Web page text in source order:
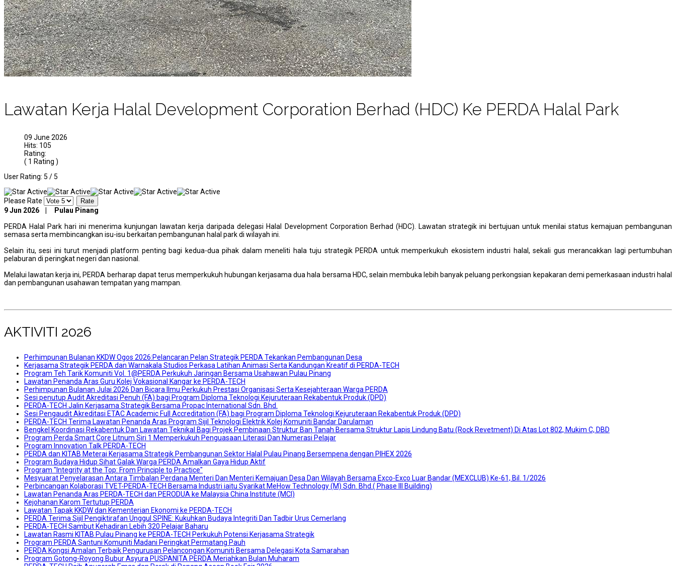
Lawatan Kerja Halal Development Corporation Berhad (HDC) Ke PERDA Halal Park
09 June 2026
Hits: 105
Rating:
( 1 Rating )
User Rating: 5 /5
Please Rate
9 Jun 2026 | Pulau Pinang
PERDA Halal Park hari ini menerima kunjungan lawatan kerja daripada delegasi Halal Development Corporation Berhad (HDC). Lawatan strategik ini bertujuan untuk menilai status kemajuan pembangunan
semasa serta membincangkan isu-isu berkaitan pembangunan halal park di wilayah ini.
Selain itu, sesi ini turut menjadi platform penting bagi kedua-dua pihak dalam meneliti hala tuju strategik PERDA untuk memperkukuh ekosistem industri halal, sekali gus merancakkan lagi pertumbuhan
pelaburan di peringkat negeri dan nasional.
Melalui lawatan kerja ini, PERDA berharap dapat terus memperkukuh hubungan kerjasama dua hala bersama HDC, selain membuka lebih banyak peluang perkongsian kepakaran demi pemerkasaan industri halal
dan pembangunan usahawan tempatan yang mampan.
AKTIVITI 2026
Perhimpunan Bulanan KKDW Ogos 2026:Pelancaran Pelan Strategik PERDA Tekankan Pembangunan Desa
Kerjasama Strategik PERDA dan Warnakala Studios Perkasa Latihan Animasi Serta Kandungan Kreatif di PERDA-TECH
Program Teh Tarik Komuniti Vol. 1@PERDA Perkukuh Jaringan Bersama Usahawan Pulau Pinang
Lawatan Penanda Aras Guru Kolej Vokasional Kangar ke PERDA-TECH
Perhimpunan Bulanan Julai 2026 Dan Bicara Ilmu Perkukuh Prestasi Organisasi Serta Kesejahteraan Warga PERDA
Sesi penutup Audit Akreditasi Penuh (FA) bagi Program Diploma Teknologi Kejuruteraan Rekabentuk Produk (DPD)
PERDA-TECH Jalin Kerjasama Strategik Bersama Propac International Sdn. Bhd.
Sesi Pengaudit Akreditasi ETAC Academic Full Accreditation (FA) bagi Program Diploma Teknologi Kejuruteraan Rekabentuk Produk (DPD)
PERDA-TECH Terima Lawatan Penanda Aras Program Sijil Teknologi Elektrik Kolej Komuniti Bandar Darulaman
Bengkel Koordinasi Rekabentuk Dan Lawatan Teknikal Bagi Projek Pembinaan Struktur Ban Tanah Bersama Struktur Lapis Lindung Batu (Rock Revetment) Di Atas Lot 802, Mukim C, DBD
Program Perda Smart Core Litnum Siri 1 Memperkukuh Penguasaan Literasi Dan Numerasi Pelajar
Program Innovation Talk PERDA-TECH
PERDA dan KITAB Meterai Kerjasama Strategik Pembangunan Sektor Halal Pulau Pinang Bersempena dengan PIHEX 2026
Program Budaya Hidup Sihat Galak Warga PERDA Amalkan Gaya Hidup Aktif
Program "Integrity at the Top: From Principle to Practice"
Mesyuarat Penyelarasan Antara Timbalan Perdana Menteri Dan Menteri Kemajuan Desa Dan Wilayah Bersama Exco-Exco Luar Bandar (MEXCLUB) Ke-61, Bil. 1/2026
Perbincangan Kolaborasi TVET-PERDA-TECH Bersama Industri iaitu Syarikat MeHow Technology (M) Sdn. Bhd.( Phase III Building)
Lawatan Penanda Aras PERDA-TECH dan PERODUA ke Malaysia China Institute (MCI)
Kejohanan Karom Tertutup PERDA
Lawatan Tapak KKDW dan Kementerian Ekonomi ke PERDA-TECH
PERDA Terima Sijil Pengiktirafan Unggul SPINE: Kukuhkan Budaya Integriti Dan Tadbir Urus Cemerlang
PERDA-TECH Sambut Kehadiran Lebih 320 Pelajar Baharu
Lawatan Rasmi KITAB Pulau Pinang ke PERDA-TECH Perkukuh Potensi Kerjasama Strategik
Program PERDA Santuni Komuniti Madani Peringkat Permatang Pauh
PERDA Kongsi Amalan Terbaik Pengurusan Pelancongan Komuniti Bersama Delegasi Kota Samarahan
Program Gotong-Royong Bubur Asyura PUSPANITA PERDA Meriahkan Bulan Muharam